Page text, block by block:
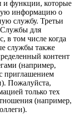
и функции, которые
информацию о
службу. Третьи
Службы для
в том числе когда
службы также
контент
(например,
приглашением
Пожалуйста,
только тех
(например,